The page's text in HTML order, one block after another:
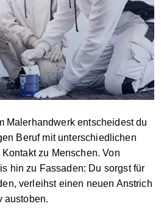
Malerhandwerk entscheidest du
Beruf mit unterschiedlichen
zu Menschen. Von
hin zu Fassaden: Du sorgst für
verleihst einen neuen Anstrich
austoben.